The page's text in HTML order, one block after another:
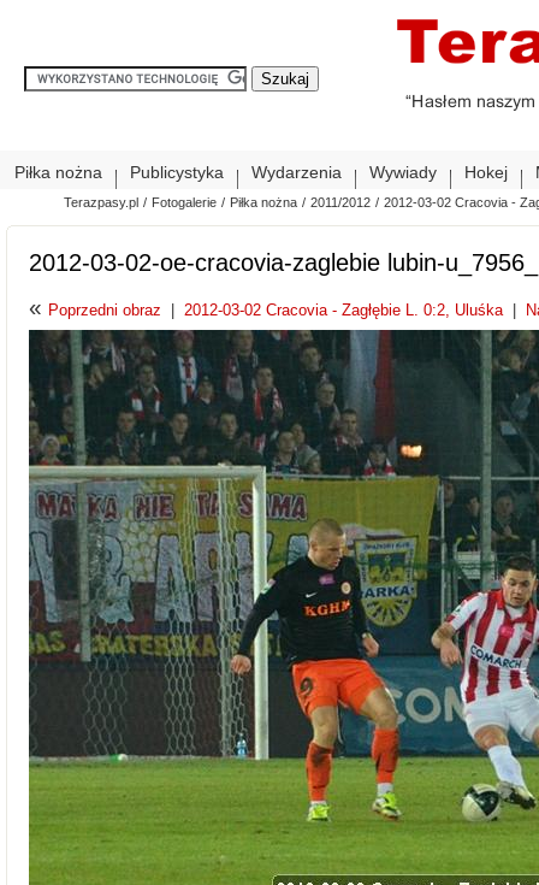
Piłka nożna Publicystyka Wydarzenia Wywiady Hokej
Terazpasy.pl / Fotogalerie / Piłka nożna / 2011/2012 / 2012-03-02 Cracovia -
2012-03-02-oe-cracovia-zaglebie lubin-
« Poprzedni obraz 2012-03-02 Cracovia - Zagłębie L. 0:2, Uluśka